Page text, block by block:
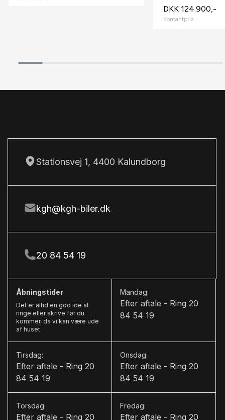
DKK 124.900,-
Kontantpris
Stationsvej 1, 4400 Kalundborg
kgh@kgh-biler.dk
20 84 54 19
Åbningstider
Det er altid en god ide at
ringe eller skrive før du
kommer, da vi kan være ude
af huset.
Mandag:
Efter aftale - Ring 20
84 54 19
Tirsdag:
Efter aftale - Ring 20
84 54 19
Onsdag:
Efter aftale - Ring 20
84 54 19
Torsdag:
Efter aftale - Ring 20
Fredag:
Efter aftale - Ring 20